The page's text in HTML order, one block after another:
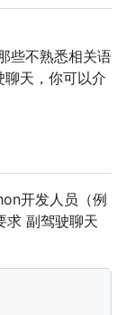
些不熟悉相关语
天，你可以介
开发人员（例
求 副驾驶聊天